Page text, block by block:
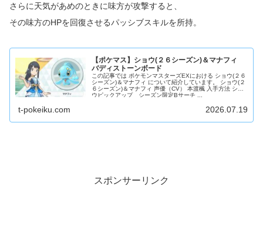
さらに天気があめのときに味方が攻撃すると、
その味方のHPを回復させるパッシブスキルを所持。
【ポケマス】ショウ(２６シーズン)＆マナフィ
バディストーンボード
この記事では ポケモンマスターズEXにおける ショウ(２６
シーズン)＆マナフィ について紹介しています。 ショウ(２
６シーズン)＆マナフィ 声優（CV） 本渡楓 入手方法 ショ
ウピックアップ シーズン限定Bサーチ ...
t-pokeiku.com 2026.07.19
スポンサーリンク